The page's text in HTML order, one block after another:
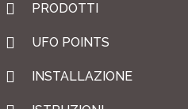
PRODOTTI
UFO POINTS
INSTALLAZIONE